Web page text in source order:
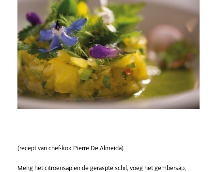
(recept van chef-kok Pierre De Almeida)
Meng het citroensap en de geraspte schil, voeg het gembersap,